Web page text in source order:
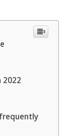
2022
frequently